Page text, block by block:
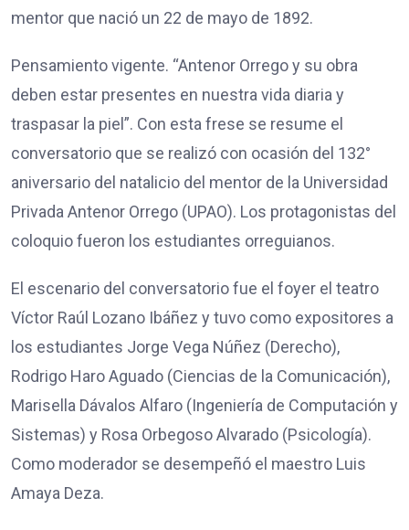
mentor que nació un 22 de mayo de 1892.
Pensamiento vigente. “Antenor Orrego y su obra
deben estar presentes en nuestra vida diaria y
traspasar la piel”. Con esta frese se resume el
conversatorio que se realizó con ocasión del 132°
aniversario del natalicio del mentor de la Universidad
Privada Antenor Orrego (UPAO). Los protagonistas del
coloquio fueron los estudiantes orreguianos.
El escenario del conversatorio fue el foyer el teatro
Víctor Raúl Lozano Ibáñez y tuvo como expositores a
los estudiantes Jorge Vega Núñez (Derecho),
Rodrigo Haro Aguado (Ciencias de la Comunicación),
Marisella Dávalos Alfaro (Ingeniería de Computación y
Sistemas) y Rosa Orbegoso Alvarado (Psicología).
Como moderador se desempeñó el maestro Luis
Amaya Deza.